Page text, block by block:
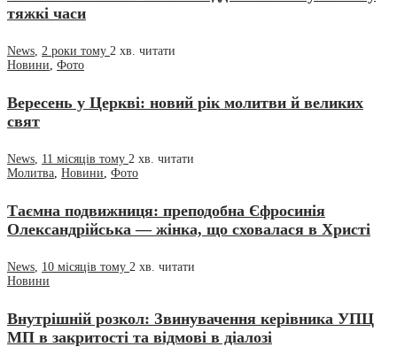
тяжкі часи
News, 2 роки тому 2 хв. читати
Новини, Фото
Вересень у Церкві: новий рік молитви й великих
свят
News, 11 місяців тому 2 хв. читати
Молитва, Новини, Фото
Таємна подвижниця: преподобна Єфросинія
Олександрійська — жінка, що сховалася в Христі
News 10 місяців тому 2 хв. читати
Новини
Внутрішній розкол: Звинувачення керівника УПЦ
МП в закритості та відмові в діалозі